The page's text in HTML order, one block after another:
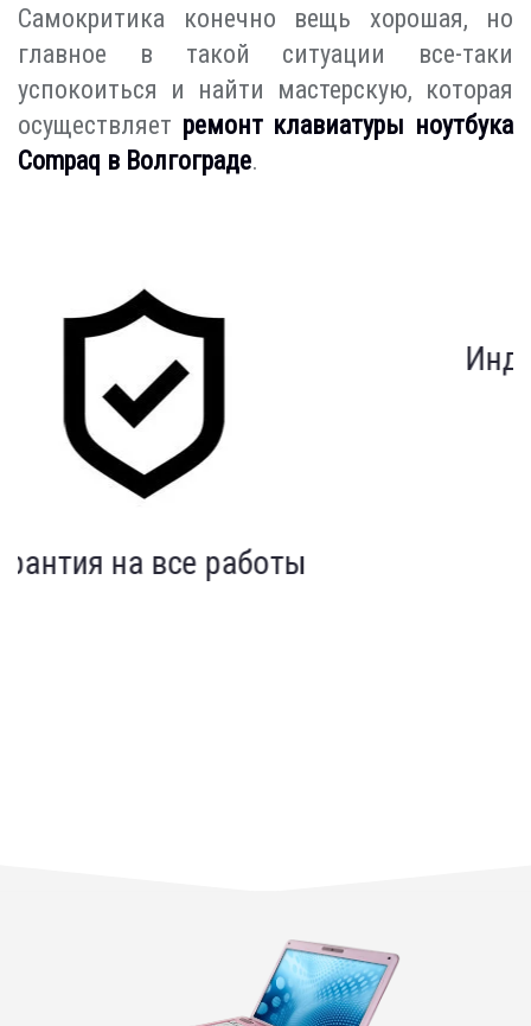
Самокритика конечно вещь хорошая, но
главное в такой ситуации все-таки
успокоиться и найти мастерскую, которая
осуществляет ремонт клавиатуры ноутбука
Compaq в Волгограде.
Индивидуальный подход